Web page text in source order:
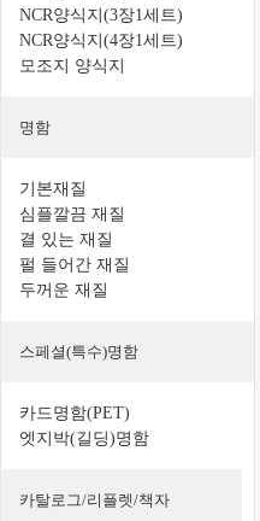
NCR양식지(3장1세트)
NCR양식지(4장1세트)
모조지 양식지
명함
기본재질
심플깔끔 재질
결 있는 재질
펄 들어간 재질
두꺼운 재질
스페셜(특수)명함
카드명함(PET)
엣지박(길딩)명함
카탈로그/리플렛/책자